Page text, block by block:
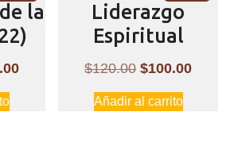
la
El
Liderazgo
Espiritual
$120.00 El
precio
original
$100.00El
Añadir al carrito